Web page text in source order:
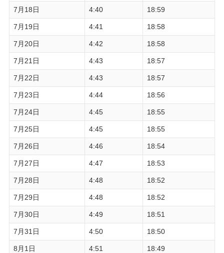
7月18日 4:40 18:59
7月19日 4:41 18:58
7月20日 4:42 18:58
7月21日 4:43 18:57
7月22日 4:43 18:57
7月23日 4:44 18:56
7月24日 4:45 18:55
7月25日 4:45 18:55
7月26日 4:46 18:54
7月27日 4:47 18:53
7月28日 4:48 18:52
7月29日 4:48 18:52
7月30日 4:49 18:51
7月31日 4:50 18:50
8月1日 4:51 18:49